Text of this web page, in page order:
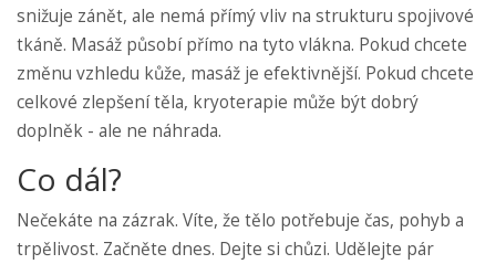
snižuje zánět, ale nemá přímý vliv na strukturu spojivové
tkáně. Masáž působí přímo na tyto vlákna. Pokud chcete
změnu vzhledu kůže, masáž je efektivnější. Pokud chcete
celkové zlepšení těla, kryoterapie může být dobrý
doplněk - ale ne náhrada.
Co dál?
Nečekáte na zázrak. Víte, že tělo potřebuje čas, pohyb a
trpělivost. Začněte dnes. Dejte si chůzi. Udělejte pár